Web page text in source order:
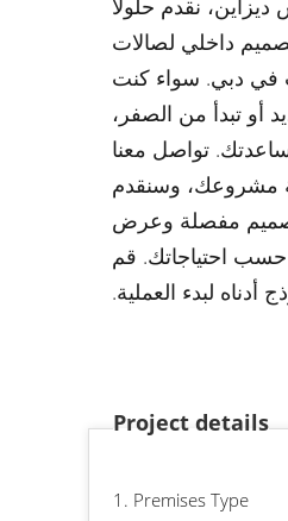
داخلي لصالات
في دبي. سواء كنت
أو تبدأ من الصفر،
تواصل معنا
مشروعك، وسنقدم
مفصلة وعرض
احتياجاتك. قم
أدناه لبدء العملية.
Project details
1. Premises Type